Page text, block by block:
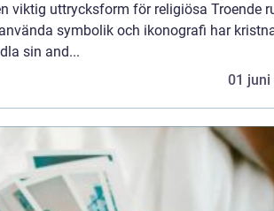
viktig uttrycksform för religiösa Troende
symbolik och ikonografi har
sin and...
01 juni